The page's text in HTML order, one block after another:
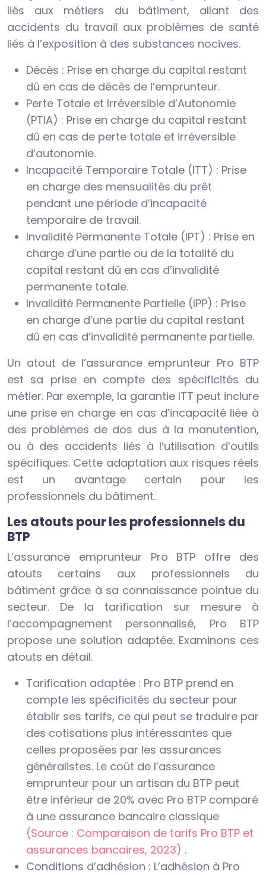
liés aux métiers du bâtiment, allant des
accidents du travail aux problèmes de santé
liés à l’exposition à des substances nocives.
Décès : Prise en charge du capital restant
dû en cas de décès de l’emprunteur.
Perte Totale et Irréversible d’Autonomie
(PTIA) : Prise en charge du capital restant
dû en cas de perte totale et irréversible
d’autonomie.
Incapacité Temporaire Totale (ITT) : Prise
en charge des mensualités du prêt
pendant une période d’incapacité
temporaire de travail.
Invalidité Permanente Totale (IPT) : Prise en
charge d’une partie ou de la totalité du
capital restant dû en cas d’invalidité
permanente totale.
Invalidité Permanente Partielle (IPP) : Prise
en charge d’une partie du capital restant
dû en cas d’invalidité permanente partielle.
Un atout de l’assurance emprunteur Pro BTP
est sa prise en compte des spécificités du
métier. Par exemple, la garantie ITT peut inclure
une prise en charge en cas d’incapacité liée à
des problèmes de dos dus à la manutention,
ou à des accidents liés à l’utilisation d’outils
spécifiques. Cette adaptation aux risques réels
est un avantage certain pour les
professionnels du bâtiment.
Les atouts pour les professionnels du
BTP
L’assurance emprunteur Pro BTP offre des
atouts certains aux professionnels du
bâtiment grâce à sa connaissance pointue du
secteur. De la tarification sur mesure à
l’accompagnement personnalisé, Pro BTP
propose une solution adaptée. Examinons ces
atouts en détail.
Tarification adaptée : Pro BTP prend en
compte les spécificités du secteur pour
établir ses tarifs, ce qui peut se traduire par
des cotisations plus intéressantes que
celles proposées par les assurances
généralistes. Le coût de l’assurance
emprunteur pour un artisan du BTP peut
être inférieur de 20% avec Pro BTP comparé
à une assurance bancaire classique
(Source : Comparaison de tarifs Pro BTP et
assurances bancaires, 2023) .
Conditions d’adhésion : L’adhésion à Pro